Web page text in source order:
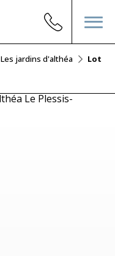
Les jardins d'althéa Lot